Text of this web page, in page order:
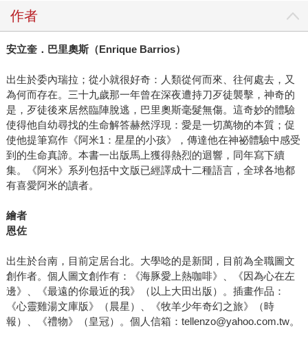
作者
安立奎．巴里奧斯（Enrique Barrios）
出生於委內瑞拉；從小就很好奇：人類從何而來、往何處去，又
為何而存在。三十九歲那一年曾在深夜遭持刀歹徒襲擊，神奇的
是，歹徒後來居然臨陣脫逃，巴里奧斯毫髮無傷。這奇妙的體驗
使得他自幼尋找的生命解答赫然浮現：愛是一切萬物的本質；促
使他提筆寫作《阿米1：星星的小孩》，傳達他在神祕體驗中感受
到的生命真諦。本書一出版馬上獲得熱烈的迴響，同年寫下續
集。《阿米》系列包括中文版已經譯成十二種語言，全球各地都
有喜愛阿米的讀者。
繪者
恩佐
出生於台南，目前定居台北。大學唸的是新聞，目前為全職圖文
創作者。個人圖文創作有：《海豚愛上熱咖啡》、《因為心在左
邊》、《最遠的你最近的我》（以上大田出版）。插畫作品：
《心靈雞湯文庫版》（晨星）、《牧羊少年奇幻之旅》（時
報）、《禮物》（皇冠）。個人信箱：tellenzo@yahoo.com.tw。